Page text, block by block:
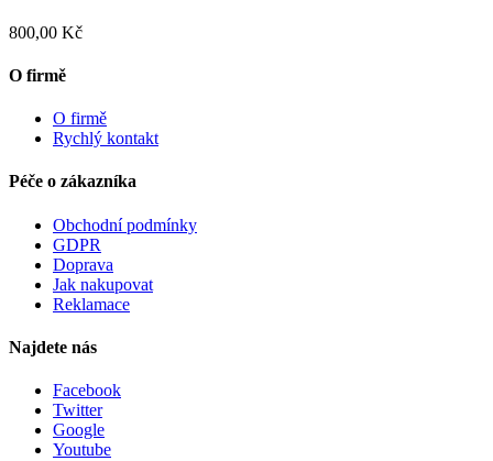
800,00 Kč
O firmě
O firmě
Rychlý kontakt
Péče o zákazníka
Obchodní podmínky
GDPR
Doprava
Jak nakupovat
Reklamace
Najdete nás
Facebook
Twitter
Google
Youtube